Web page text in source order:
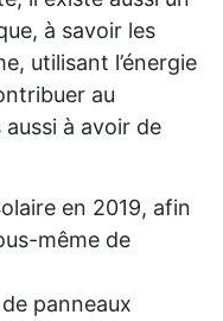
à savoir les
utilisant l’énergie
au
à avoir de
en 2019, afin
même de
panneaux